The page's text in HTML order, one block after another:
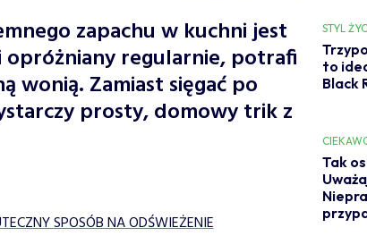
zapachu w kuchni jest
opróżniany regularnie, potrafi
wonią. Zamiast sięgać po
prosty, domowy trik z
SPOSÓB NA ODŚWIEŻENIE
STYL
to
Black
Tak